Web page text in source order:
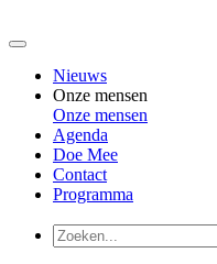
Nieuws
Onze mensen
Onze mensen
Agenda
Doe Mee
Contact
Programma